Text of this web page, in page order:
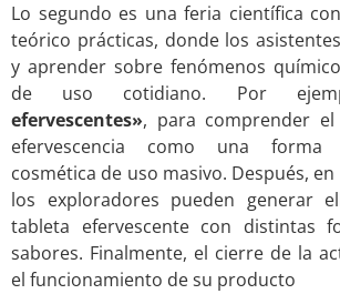
Lo segundo es una feria científica
teórico prácticas, donde los
y aprender sobre fenómenos
de uso cotidiano. Por
efervescentes», para comprender
efervescencia como una forma
cosmética de uso masivo. Después,
los exploradores pueden generar
tableta efervescente con distintas
sabores. Finalmente, el cierre de la
el funcionamiento de su producto